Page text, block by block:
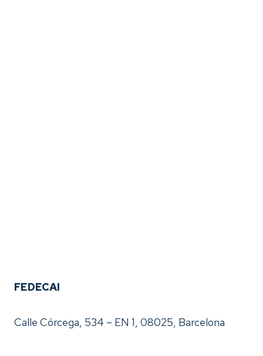
FEDECAI
Calle Córcega, 534 – EN 1, 08025, Barcelona